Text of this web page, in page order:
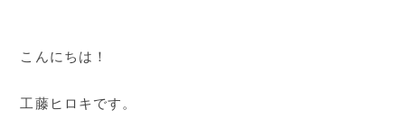
こんにちは！
工藤ヒロキです。